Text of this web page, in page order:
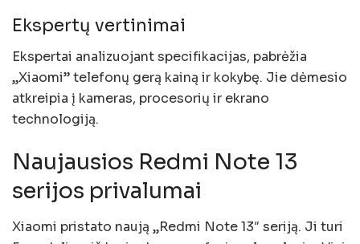
Ekspertų vertinimai
Ekspertai analizuojant specifikacijas, pabrėžia
„Xiaomi” telefonų gerą kainą ir kokybę. Jie dėmesio
atkreipia į kameras, procesorių ir ekrano
technologiją.
Naujausios Redmi Note 13
serijos privalumai
Xiaomi pristato naują „Redmi Note 13″ seriją. Ji turi